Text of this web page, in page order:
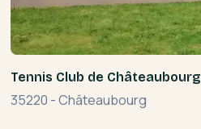
Tennis Club de Châteaubourg
35220 -Châteaubourg